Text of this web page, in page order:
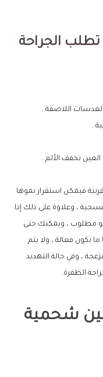
تطلب الجراحة
اللاصقة .
.
تخفف الألم .
فيمكن استقرار نموها
، وعلاوة على ذلك إذا
مطلوب ، ويمكنك حتى
تكون فعالة ، ولا يتم
، وفي حالة التهديد
الظفرة.
بين شحمية